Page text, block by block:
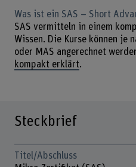
Was ist ein SAS – Short
SAS vermitteln in einem
Wissen. Die Kurse können je
oder MAS angerechnet
kompakt erklärt.
Steckbrief
Titel/Abschluss